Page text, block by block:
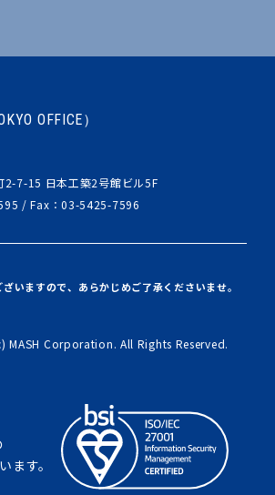
OFFICE）
2-7-15 日本工築2号館ビル5F
/Fax：03-5425-7596
いますので、あらかじめご了承くださいませ。
MASH Corporation. All Rights Reserved.
す。